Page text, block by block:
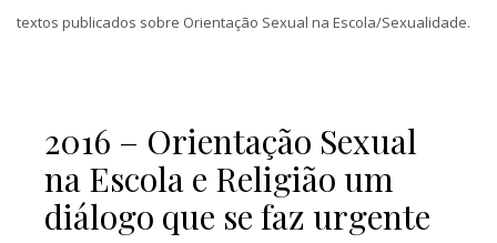
textos publicados sobre Orientação Sexual na Escola/Sexualidade.
2016 – Orientação Sexual
na Escola e Religião um
diálogo que se faz urgente